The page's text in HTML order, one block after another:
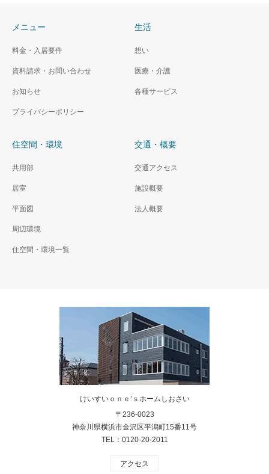
金沢警察署 金沢区総合庁舎
メニュー
料金・入居要件
資料請求・お問い合わせ
お知らせ
プライバシーポリシー
生活
想い
医療・介護
各種サービス
住空間・環境
共用部
居室
平面図
周辺環境
住空間・環境一覧
交通・概要
交通アクセス
施設概要
法人概要
けいすいｏｎｅ’ｓホームしおさい
〒236-0023
神奈川県横浜市金沢区平潟町15番11号
TEL：0120-20-2011
アクセス